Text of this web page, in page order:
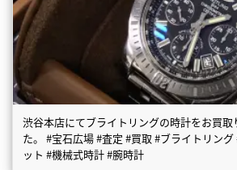
渋谷本店にてブライトリングの時計をお買
た。 #宝石広場 #査定 #買取 #ブライトリン
ット #機械式時計 #腕時計